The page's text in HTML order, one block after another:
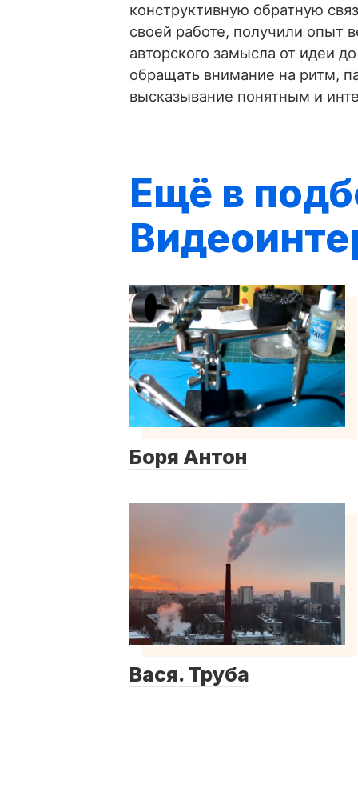
конструктивную обратную
своей работе, получили опыт
авторского замысла от идеи
обращать внимание на ритм,
высказывание понятным и
Ещё в
Боря Антон
Вася. Труба